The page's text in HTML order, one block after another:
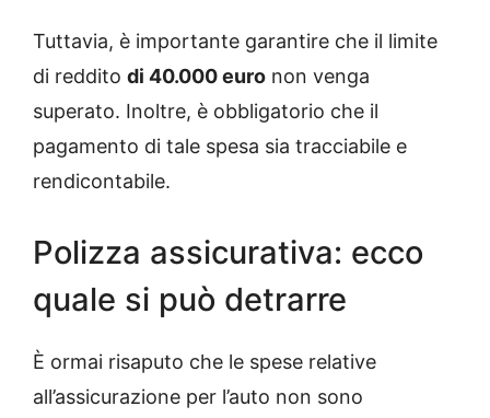
Tuttavia, è importante garantire che il limite
di reddito di 40.000 euro non venga
superato. Inoltre, è obbligatorio che il
pagamento di tale spesa sia tracciabile e
rendicontabile.
Polizza assicurativa: ecco
quale si può detrarre
È ormai risaputo che le spese relative
all’assicurazione per l’auto non sono